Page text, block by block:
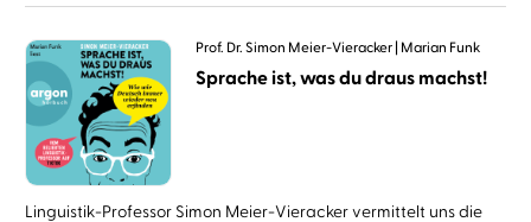
Prof. Dr. Simon Meier-Vieracker Marian Funk
Sprache ist, was du draus machst!
Linguistik-Professor Simon Meier-Vieracker vermittelt uns die